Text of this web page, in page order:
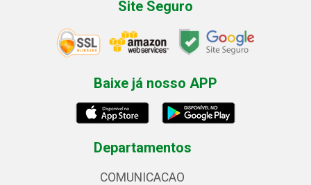
Site Seguro
Baixe já nosso APP
Departamentos
COMUNICACAO